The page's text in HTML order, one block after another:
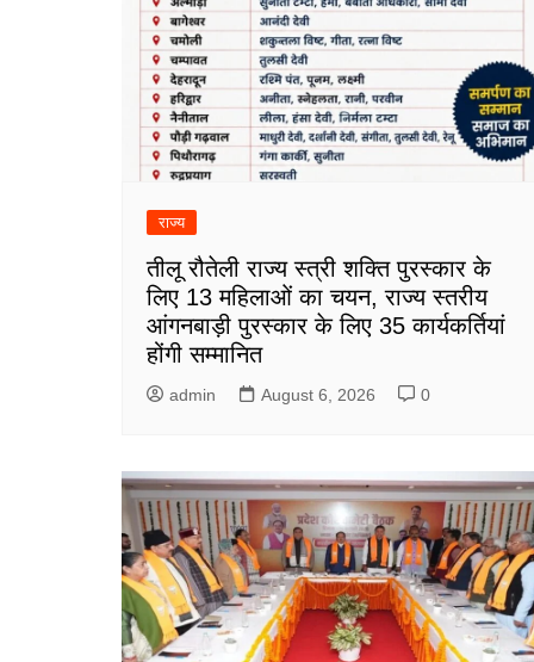
राज्य
तीलू रौतेली राज्य स्त्री शक्ति पुरस्कार के
लिए 13 महिलाओं का चयन, राज्य स्तरीय
आंगनबाड़ी पुरस्कार के लिए 35 कार्यकर्तियां
होंगी सम्मानित
admin August 6, 2026 0